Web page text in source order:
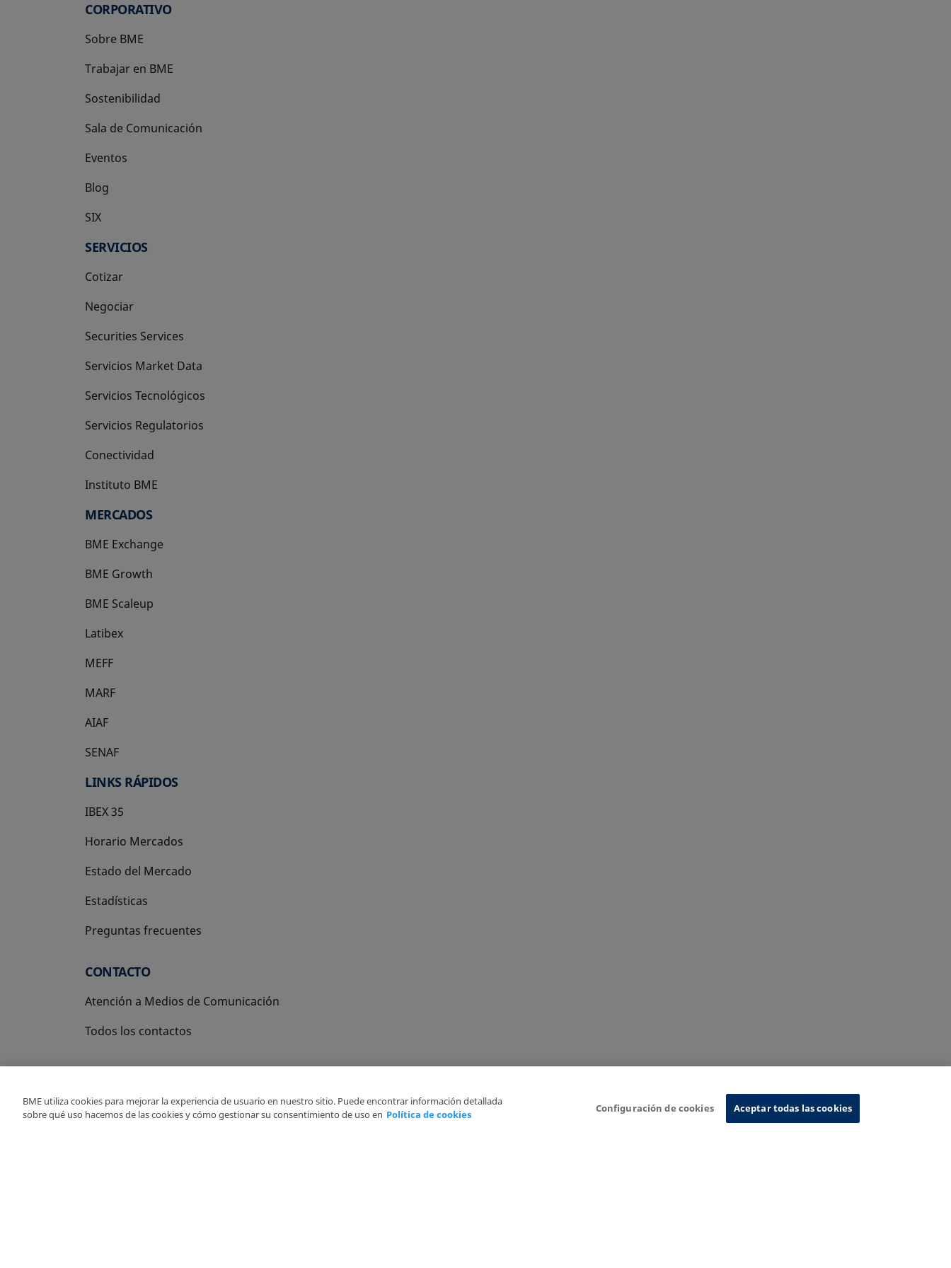
CORPORATIVO
Sobre BME
Trabajar en BME
Sostenibilidad
Sala de Comunicación
Eventos
Blog
SIX
se abre en una pestaña nueva
SERVICIOS
Cotizar
Negociar
Securities Services
Servicios Market Data
Servicios Tecnológicos
Servicios Regulatorios
Conectividad
Instituto BME
se abre en una pestaña nueva
MERCADOS
BME Exchange
BME Growth
se abre en una pestaña nueva
BME Scaleup
se abre en una pestaña nueva
Latibex
se abre en una pestaña nueva
MEFF
se abre en una pestaña nueva
MARF
AIAF
SENAF
LINKS RÁPIDOS
IBEX 35
Horario Mercados
Estado del Mercado
Estadísticas
Preguntas frecuentes
CONTACTO
Atención a Medios de Comunicación
Todos los contactos
Copyright Ⓒ BME 2026 Sistema de Información
BME utiliza cookies para mejorar la experiencia de usuario en nuestro sitio. Puede encontrar información detallada
sobre qué uso hacemos de las cookies y cómo gestionar su consentimiento de uso en Política de cookies
Configuración de cookies Aceptar todas las cookies